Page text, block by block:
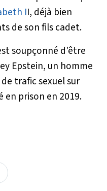
II, déjà bien
de son fils cadet.
soupçonné d'être
Epstein, un homme
trafic sexuel sur
en prison en 2019.